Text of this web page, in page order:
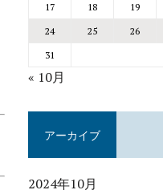
17
18 19
24
25 26
31
« 10月
アーカイブ
2024年10月